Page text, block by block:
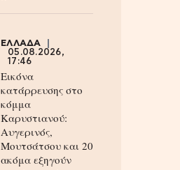
ΕΛΛΑΔΑ
05.08.2026,
17:46
Εικόνα
κατάρρευσης στο
κόμμα
Καρυστιανού:
Αυγερινός,
Μουτσάτσου και 20
ακόμα εξηγούν